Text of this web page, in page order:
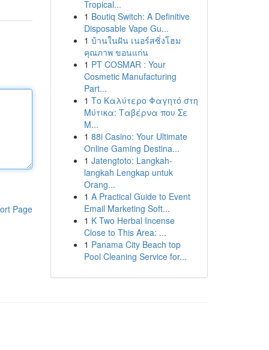
Page
Tropical...
1 Boutiq Switch: A Definitive
Disposable Vape Gu...
1 บ้านในฝัน เนอร์สซิ่งโฮม
คุณภาพ ขอนแก่น
1 PT COSMAR : Your
Cosmetic Manufacturing
Part...
1 Το Καλύτερο Φαγητό στη
Μύτικα: Ταβέρνα που Σε
Μ...
1 88i Casino: Your Ultimate
Online Gaming Destina...
1 Jatengtoto: Langkah-
langkah Lengkap untuk
Orang...
1 A Practical Guide to Event
Email Marketing Soft...
1 K Two Herbal Incense
Close to This Area: ...
1 Panama City Beach top
Pool Cleaning Service for...